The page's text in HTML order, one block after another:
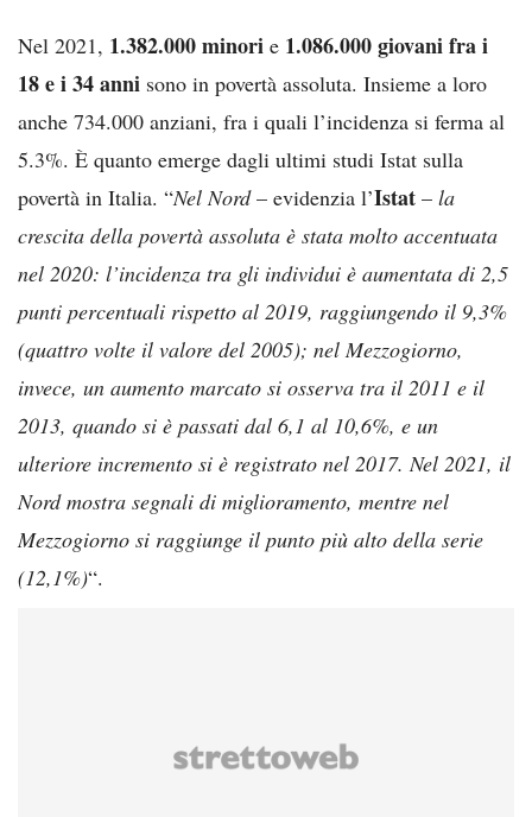
Nel 2021, 1.382.000 minori e 1.086.000 giovani fra i
18 e i 34 anni sono in povertà assoluta. Insieme a loro
anche 734.000 anziani, fra i quali l’incidenza si ferma al
5.3%. È quanto emerge dagli ultimi studi Istat sulla
povertà in Italia. “Nel Nord– evidenzia l’Istat – la
crescita della povertà assoluta è stata molto accentuata
nel 2020: l’incidenza tra gli individui è aumentata di 2,5
punti percentuali rispetto al 2019, raggiungendo il 9,3%
(quattro volte il valore del 2005); nel Mezzogiorno,
invece, un aumento marcato si osserva tra il 2011 e il
2013, quando si è passati dal 6,1 al 10,6%, e un
ulteriore incremento si è registrato nel 2017. Nel 2021, il
Nord mostra segnali di miglioramento, mentre nel
Mezzogiorno si raggiunge il punto più alto della serie
(12,1%)“.